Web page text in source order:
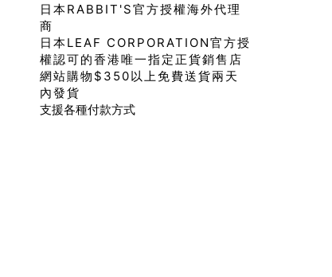
日本RABBIT'S官方授權海外代理
商
日本LEAF CORPORATION官方授
權認可的香港唯一指定正貨銷售店
網站購物$350以上免費送貨兩天
內發貨
支援各種付款方式